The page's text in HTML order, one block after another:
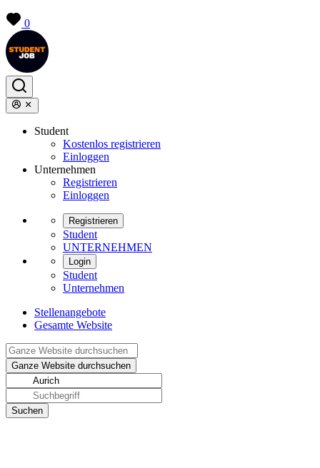
0
Student
Kostenlos registrieren
Einloggen
Unternehmen
Registrieren
Einloggen
Registrieren
Student
UNTERNEHMEN
Login
Student
Unternehmen
Stellenangebote
Gesamte Website